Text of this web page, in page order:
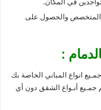
المتخصص والحصول على
:
انواع المباني الخاصة بك
جمـيع أنـواع الشقق دون أي